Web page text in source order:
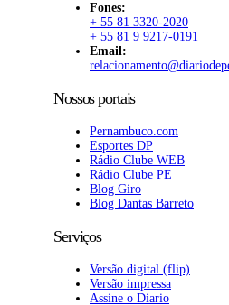
Fones:
+ 55 81 3320-2020
+ 55 81 9 9217-0191
Email:
Nossos portais
Pernambuco.com
Esportes DP
Rádio Clube WEB
Rádio Clube PE
Blog Giro
Blog Dantas Barreto
Serviços
Versão digital (flip)
Versão impressa
Assine o Diario